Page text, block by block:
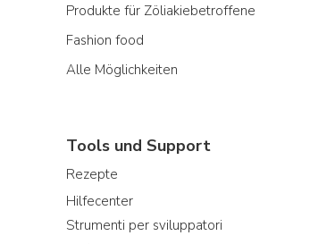
Produkte für Zöliakiebetroffene
Fashion food
Alle Möglichkeiten
Tools und Support
Rezepte
Hilfecenter
Strumenti per sviluppatori